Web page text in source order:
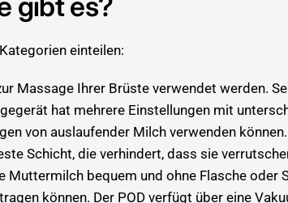
einteilen:
Massage Ihrer Brüste verwendet werden.
hat mehrere Einstellungen mit
von auslaufender Milch verwenden
Schicht, die verhindert, dass sie
bequem und ohne Flasche oder
können. Der POD verfügt über eine